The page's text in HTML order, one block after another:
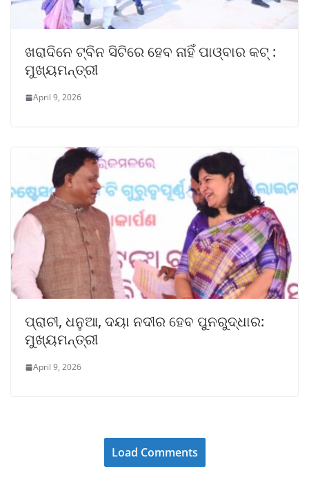
ଖରାଦିନେ ଟ୍ବିନ ସିଟିରେ ହେବ ନାହିଁ ପାଓ୍ବାର କଟ୍ :
ମୁଖ୍ୟମନ୍ତ୍ରୀ
April 9, 2026
ପ୍ରାଚୀ, ଧନୁଆ, ଦୟା ନଦୀର ହେବ ପୁନରୁଦ୍ଧାର:
ମୁଖ୍ୟମନ୍ତ୍ରୀ
April 9, 2026
Load Comments